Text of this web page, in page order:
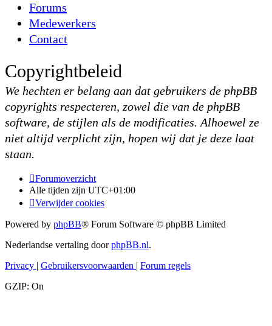
Forums
Medewerkers
Contact
Copyrightbeleid
We hechten er belang aan dat gebruikers de phpBB
copyrights respecteren, zowel die van de phpBB
software, de stijlen als de modificaties. Alhoewel ze
niet altijd verplicht zijn, hopen wij dat je deze laat
staan.
Forumoverzicht
Alle tijden zijn UTC+01:00
Verwijder cookies
Powered by phpBB® Forum Software © phpBB Limited
Nederlandse vertaling doorphpBB.nl.
Privacy | Gebruikersvoorwaarden | Forum regels
GZIP: On